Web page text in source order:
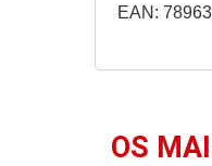
EAN:
OS